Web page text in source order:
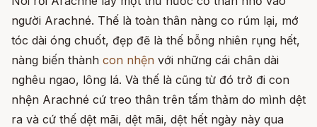
người Arachné. Thế là toàn thân nàng co rúm lại, mớ
tóc dài óng chuốt, đẹp đẽ là thế bỗng nhiên rụng hết,
nàng biến thành con nhện với những cái chân dài
nghêu ngao, lông lá. Và thế là cũng từ đó trở đi con
nhện Arachné cứ treo thân trên tấm thảm do mình dệt
ra và cứ thế dệt mãi, dệt mãi, dệt hết ngày này qua